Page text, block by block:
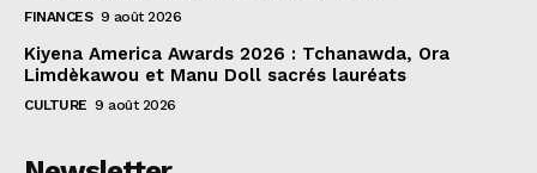
FINANCES 9 août 2026
Kiyena America Awards 2026 : Tchanawda, Ora
Limdèkawou et Manu Doll sacrés lauréats
CULTURE 9 août 2026